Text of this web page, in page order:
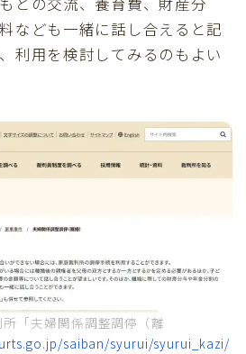
なども一緒に話し合えると記
利用を検討してみるのもよい
所「夫婦関係調整調停（離
saiban/syurui/syurui_kazi/